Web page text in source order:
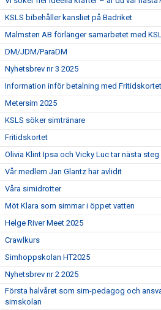
KSLS bibehåller kansliet på Badriket
Malmsten AB förlänger samarbetet med
DM/JDM/ParaDM
Nyhetsbrev nr 3 2025
Information inför betalning med Fritidskortet
Metersim 2025
KSLS söker simtränare
Fritidskortet
Olivia Klint Ipsa och Vicky Luc tar nästa
Vår medlem Jan Glantz har avlidit
Våra simidrotter
Möt Klara som simmar i öppet vatten
Helge River Meet 2025
Crawlkurs
Simhoppskolan HT2025
Nyhetsbrev nr 2 2025
Första halvåret som sim-pedagog och
simskolan